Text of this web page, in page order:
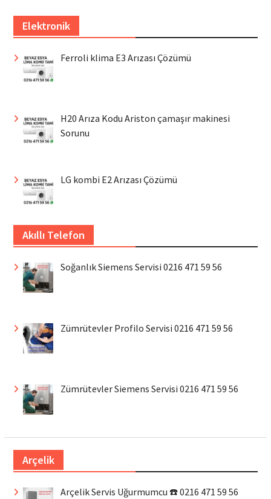
Elektronik
Ferroli klima E3 Arızası Çözümü
H20 Arıza Kodu Ariston çamaşır makinesi
Sorunu
LG kombi E2 Arızası Çözümü
Akıllı Telefon
Soğanlık Siemens Servisi 0216 471 59 56
Zümrütevler Profilo Servisi 0216 471 59 56
Zümrütevler Siemens Servisi 0216 471 59 56
Arçelik
Arçelik Servis Uğurmumcu ☎️ 0216 471 59 56